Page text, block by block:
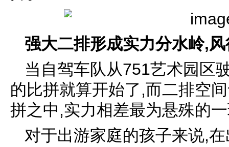
强大二排形成实力分水岭,
当自驾车队从751艺术园区
的比拼就算开始了,而二排空
拼之中,实力相差最为悬殊的
对于出游家庭的孩子来说,